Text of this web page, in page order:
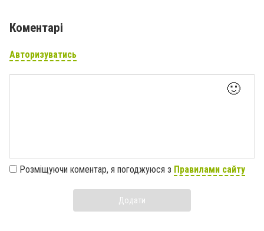
Коментарі
Авторизуватись
🙂
Розміщуючи коментар, я погоджуюся з Правилами сайту
Додати